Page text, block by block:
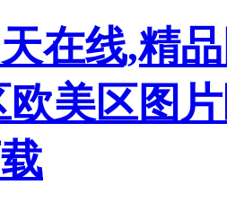
在线,精
美区图